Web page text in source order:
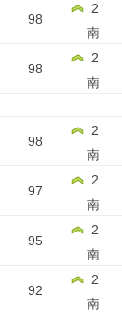
98
2
南
98
2
南
98
2
南
97
2
南
95
2
南
92
2
南